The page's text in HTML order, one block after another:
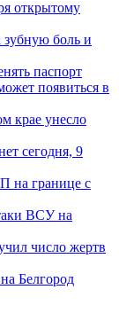
открытому
боль и
паспорт
появиться в
крае унесло
сегодня, 9
на границе с
ВСУ на
число жертв
Белгород